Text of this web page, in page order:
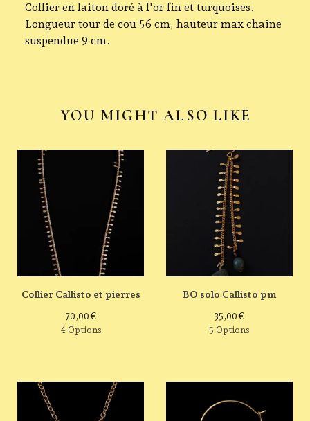
Collier en laiton doré à l'or fin et turquoises.
Longueur tour de cou 56 cm, hauteur max chaine
suspendue 9 cm.
YOU MIGHT ALSO LIKE
Collier Callisto et pierres
70,00€
4 Options
BO solo Callisto pm
35,00€
5 Options